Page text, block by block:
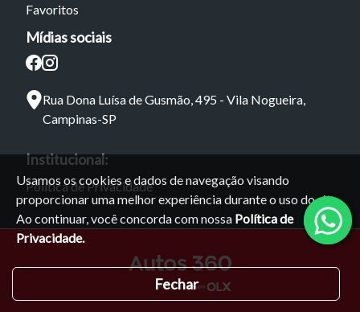
Usamos os cookies e dados de navegação visando
proporcionar uma melhor experiência durante o uso do site.
Ao continuar, você concorda com nossa Política de
Privacidade.
Fechar
Favoritos
Mídias sociais
Rua Dona Luísa de Gusmão, 495 - Vila Nogueira,
Campinas-SP
Institucional:
Política de Privacidade